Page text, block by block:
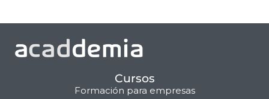
Cursos
Formación para empresas